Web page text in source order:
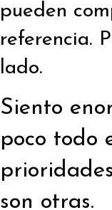
pueden
referencia.
lado.
Siento
poco todo
son otras.